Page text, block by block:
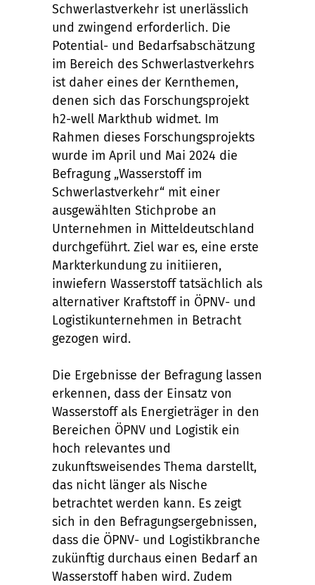
Schwerlastverkehr ist unerlässlich
und zwingend erforderlich. Die
Potential- und Bedarfsabschätzung
im Bereich des Schwerlastverkehrs
ist daher eines der Kernthemen,
denen sich das Forschungsprojekt
h2-well Markthub widmet. Im
Rahmen dieses Forschungsprojekts
wurde im April und Mai 2024 die
Befragung „Wasserstoff im
Schwerlastverkehr“ mit einer
ausgewählten Stichprobe an
Unternehmen in Mitteldeutschland
durchgeführt. Ziel war es, eine erste
Markterkundung zu initiieren,
inwiefern Wasserstoff tatsächlich als
alternativer Kraftstoff in ÖPNV- und
Logistikunternehmen in Betracht
gezogen wird.
Die Ergebnisse der Befragung lassen
erkennen, dass der Einsatz von
Wasserstoff als Energieträger in den
Bereichen ÖPNV und Logistik ein
hoch relevantes und
zukunftsweisendes Thema darstellt,
das nicht länger als Nische
betrachtet werden kann. Es zeigt
sich in den Befragungsergebnissen,
dass die ÖPNV- und Logistikbranche
zukünftig durchaus einen Bedarf an
Wasserstoff haben wird. Zudem